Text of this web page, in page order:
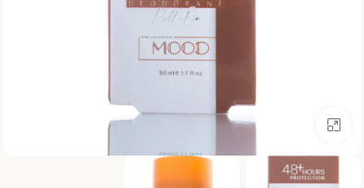
اضغط للتكبير